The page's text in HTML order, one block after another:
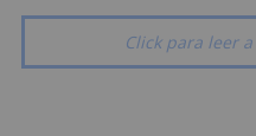
Click para leer